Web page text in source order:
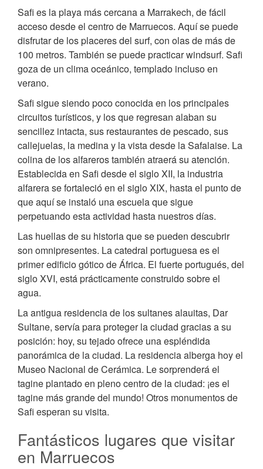
Safi es la playa más cercana a Marrakech, de fácil
acceso desde el centro de Marruecos. Aquí se puede
disfrutar de los placeres del surf, con olas de más de
100 metros. También se puede practicar windsurf. Safi
goza de un clima oceánico, templado incluso en
verano.
Safi sigue siendo poco conocida en los principales
circuitos turísticos, y los que regresan alaban su
sencillez intacta, sus restaurantes de pescado, sus
callejuelas, la medina y la vista desde la Safalaise. La
colina de los alfareros también atraerá su atención.
Establecida en Safi desde el siglo XII, la industria
alfarera se fortaleció en el siglo XIX, hasta el punto de
que aquí se instaló una escuela que sigue
perpetuando esta actividad hasta nuestros días.
Las huellas de su historia que se pueden descubrir
son omnipresentes. La catedral portuguesa es el
primer edificio gótico de África. El fuerte portugués, del
siglo XVI, está prácticamente construido sobre el
agua.
La antigua residencia de los sultanes alauitas, Dar
Sultane, servía para proteger la ciudad gracias a su
posición: hoy, su tejado ofrece una espléndida
panorámica de la ciudad. La residencia alberga hoy el
Museo Nacional de Cerámica. Le sorprenderá el
tagine plantado en pleno centro de la ciudad: ¡es el
tagine más grande del mundo! Otros monumentos de
Safi esperan su visita.
Fantásticos lugares que visitar
en Marruecos